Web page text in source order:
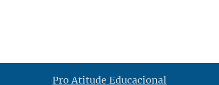
Pro Atitude Educacional